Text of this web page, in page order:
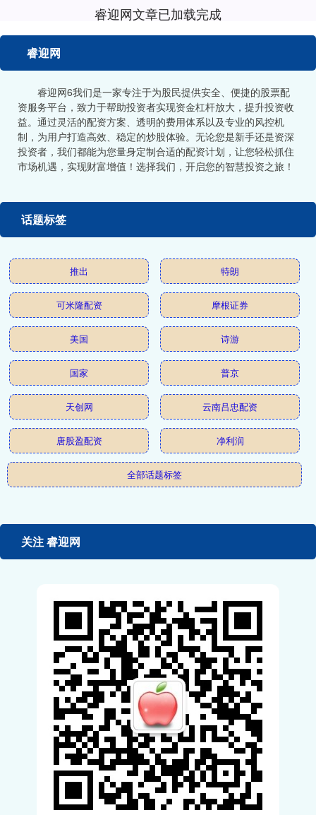
睿迎网文章已加载完成
睿迎网
睿迎网6我们是一家专注于为股民提供安全、便捷的股票配
资服务平台，致力于帮助投资者实现资金杠杆放大，提升投资收
益。通过灵活的配资方案、透明的费用体系以及专业的风控机
制，为用户打造高效、稳定的炒股体验。无论您是新手还是资深
投资者，我们都能为您量身定制合适的配资计划，让您轻松抓住
市场机遇，实现财富增值！选择我们，开启您的智慧投资之旅！
话题标签
推出 特朗
可米隆配资 摩根证券
美国 诗游
国家 普京
天创网 云南吕忠配资
唐股盈配资 净利润
全部话题标签
关注 睿迎网